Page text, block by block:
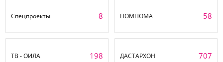
Спецпроекты 8 НОМНОМА 58
ТВ - ОИЛА 198 ДАСТАРХОН 707